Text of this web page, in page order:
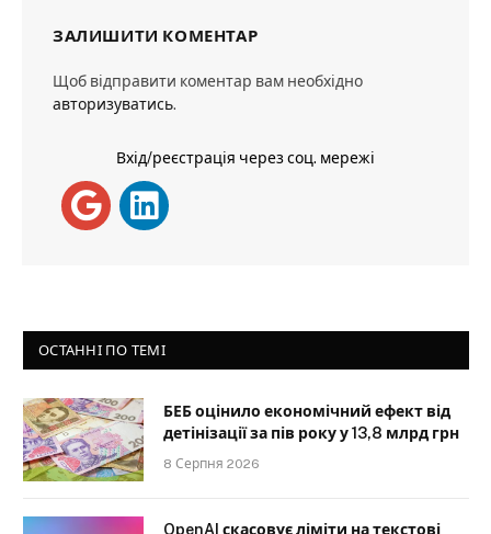
ЗАЛИШИТИ КОМЕНТАР
Щоб відправити коментар вам необхідно
авторизуватись.
Вхід/реєстрація через соц. мережі
ОСТАННІ ПО ТЕМІ
БЕБ оцінило економічний ефект від
детінізації за пів року у 13,8 млрд грн
8 Серпня 2026
OpenAI скасовує ліміти на текстові